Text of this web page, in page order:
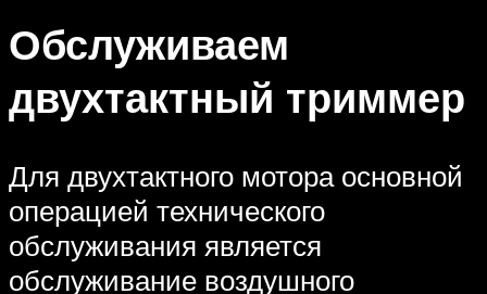
Обслуживаем
двухтактный триммер
Для двухтактного мотора основной
операцией технического
обслуживания является
обслуживание воздушного